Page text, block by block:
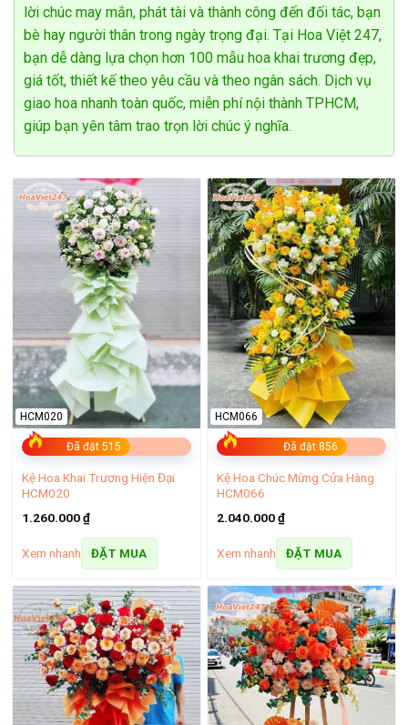
Đặc biệt, vào những thời điểm cao điểm như lễ Tình Nhân,
8/3 hay Ngày của Mẹ, đội ngũ của tiệm hoa Phú Nhuận làm
việc hết sức mình để đảm bảo mỗi bó hoa đều được giao
đúng giờ, hoàn hảo như mong đợi.
Shop hoa tươi Phú Nhuận luôn chú trọng mang đến sự thuận
tiện tối đa cho khách hàng với các hình thức thanh toán đa
dạng và linh hoạt. Dù bạn chọn thanh toán bằng tiền mặt,
chuyển khoản qua ngân hàng, hay sử dụng các thẻ tín dụng
quốc tế như Visa, 9 Pay chúng tôi đều hỗ trợ một cách nhanh
chóng, an toàn.
lời chúc may mắn, phát tài và thành công đến đối tác, bạn
bè hay người thân trong ngày trọng đại. Tại Hoa Việt 247,
bạn dễ dàng lựa chọn hơn 100 mẫu hoa khai trương đẹp,
giá tốt, thiết kế theo yêu cầu và theo ngân sách. Dịch vụ
giao hoa nhanh toàn quốc, miễn phí nội thành TPHCM,
giúp bạn yên tâm trao trọn lời chúc ý nghĩa.
Đã đặt 515
HCM020
Kệ Hoa Khai Trương Hiện Đại
HCM020
1.260.000₫
Xem nhanh ĐẶT MUA
Đã đặt 856
HCM066
Kệ Hoa Chúc Mừng Cửa Hàng
HCM066
2.040.000₫
Xem nhanh ĐẶT MUA